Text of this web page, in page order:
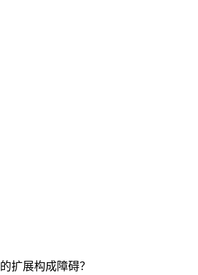
扩展构成障碍？